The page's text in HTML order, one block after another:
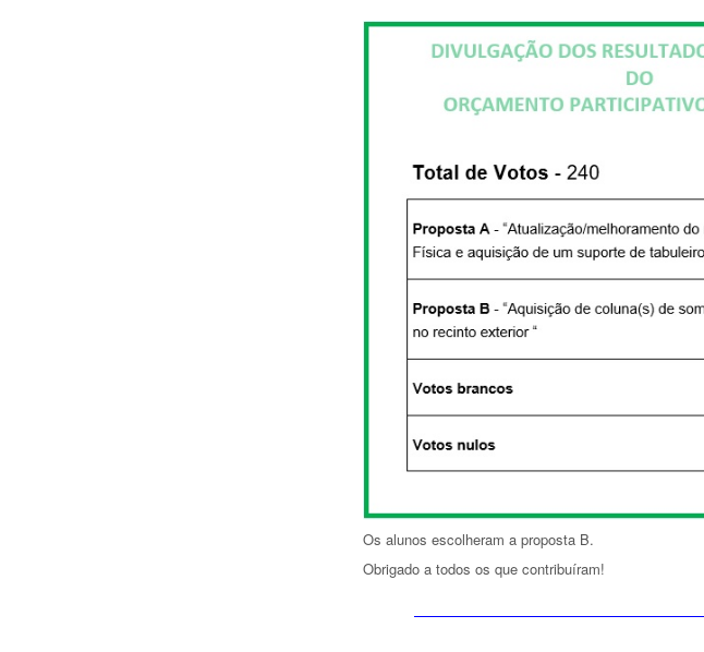
Os alunos escolheram a proposta B.
Obrigado a todos os que contribuíram!